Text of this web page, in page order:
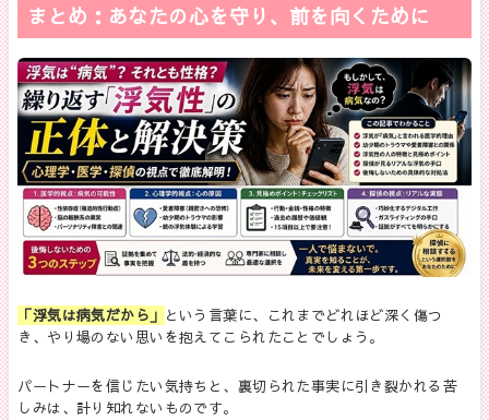
まとめ：あなたの心を守り、前を向くために
「浮気は病気だから」 という言葉に、これまでどれほど深く傷つ
き、やり場のない思いを抱えてこられたことでしょう。
パートナーを信じたい気持ちと、裏切られた事実に引き裂かれる苦
しみは、計り知れないものです。